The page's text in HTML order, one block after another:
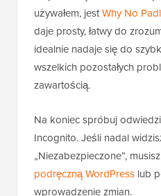
używałem, jestWhy No
daje prosty, łatwy do
idealnie nadaje się do
wszelkich pozostałych
zawartością.
Na koniec spróbuj
Incognito. Jeśli nadal
„Niezabezpieczone”, musisz
podręczną WordPress lub
wprowadzenie zmian.